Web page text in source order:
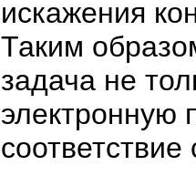
искажения
Таким
задача не
электронную